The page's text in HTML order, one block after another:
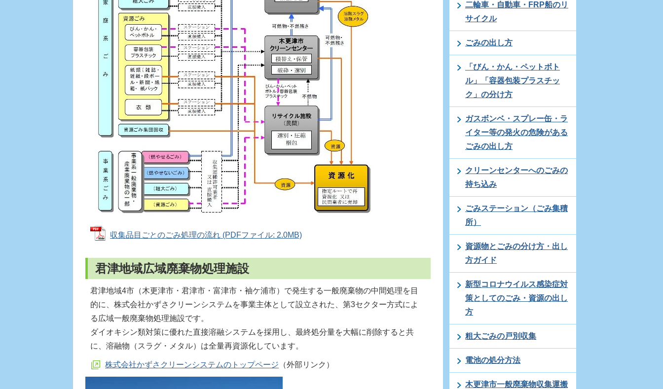
収集品目ごとのごみ処理の流れ (PDFファイル: 2.0MB)
君津地域広域廃棄物処理施設
君津地域4市（木更津市・君津市・富津市・袖ケ浦市）で発生する一般廃棄物の中間処理を目
的に、株式会社かずさクリーンシステムを事業主体として設立された、第3セクター方式によ
る広域一般廃棄物処理施設です。
ダイオキシン類対策に優れた直接溶融システムを採用し、最終処分量を大幅に削除すると共
に、溶融物（スラグ・メタル）は全量再資源化しています。
株式会社かずさクリーンシステムのトップページ （外部リンク）
二輪車・自動車・FRP船のリ
サイクル
ごみの出し方
「びん・かん・ペットボト
ル」「容器包装プラスチッ
ク」の分け方
ガスボンベ・スプレー缶・ラ
イター等の発火の危険がある
ごみの出し方
クリーンセンターへのごみの
持ち込み
ごみステーション（ごみ集積
所）
資源物とごみの分け方・出し
方ガイド
新型コロナウイルス感染症対
策としてのごみ・資源の出し
方
粗大ごみの戸別収集
電池の処分方法
木更津市一般廃棄物収集運搬